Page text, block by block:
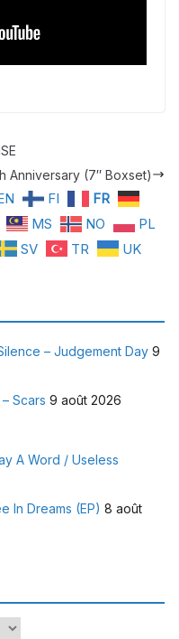
Anniversary (7″ Boxset)
FI
FR
MS NO
PL
SV TR UK
– Judgement Day 9
Scars 9 août 2026
A Word / Useless
In Dreams (EP) 8 août